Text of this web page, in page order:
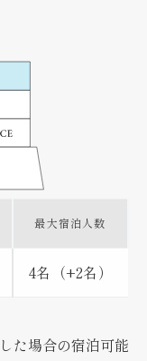
最大宿泊人数
4名（+2名）
た場合の宿泊可能